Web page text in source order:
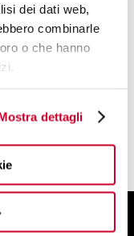
dei dati web,
combinarle
o che hanno
dettagli